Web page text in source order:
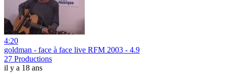
4:20
goldman - face à face live RFM 2003 - 4.9
27 Productions
il y a 18 ans